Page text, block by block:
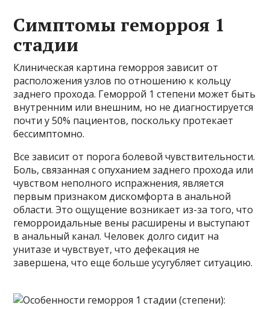
Симптомы геморроя 1
стадии
Клиническая картина геморроя зависит от
расположения узлов по отношению к кольцу
заднего прохода. Геморрой 1 степени может быть
внутренним или внешним, но не диагностируется
почти у 50% пациентов, поскольку протекает
бессимптомно.
Все зависит от порога болевой чувствительности.
Боль, связанная с опуханием заднего прохода или
чувством неполного испражнения, является
первым признаком дискомфорта в анальной
области. Это ощущение возникает из-за того, что
геморроидальные вены расширены и выступают
в анальный канал. Человек долго сидит на
унитазе и чувствует, что дефекация не
завершена, что еще больше усугубляет ситуацию.